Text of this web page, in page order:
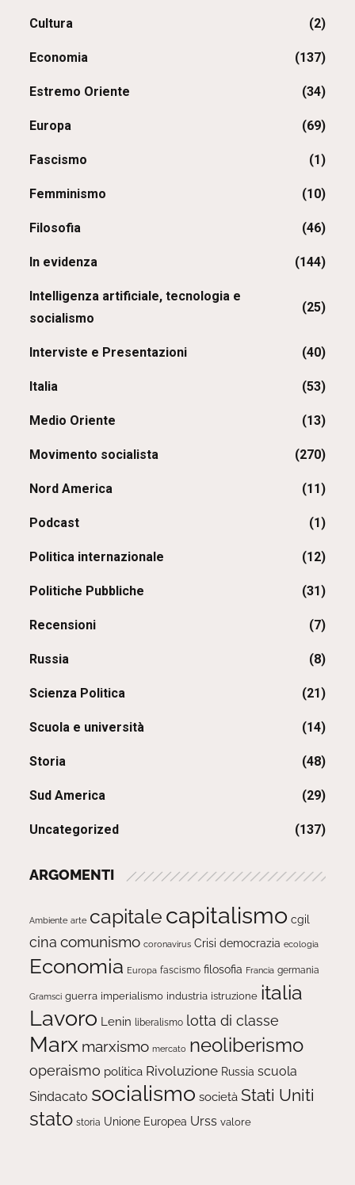
Cultura (2)
Economia (137)
Estremo Oriente (34)
Europa (69)
Fascismo (1)
Femminismo (10)
Filosofia (46)
In evidenza (144)
Intelligenza artificiale, tecnologia e
socialismo
(25)
Interviste e Presentazioni (40)
Italia (53)
Medio Oriente (13)
Movimento socialista (270)
Nord America (11)
Podcast (1)
Politica internazionale (12)
Politiche Pubbliche (31)
Recensioni (7)
Russia (8)
Scienza Politica (21)
Scuola e università (14)
Storia (48)
Sud America (29)
Uncategorized (137)
ARGOMENTI
Ambiente arte capitale capitalismo cgil
cina comunismo coronavirus Crisi democrazia ecologia
Economia Europa fascismo filosofia Francia germania
Gramsci guerra imperialismo industria istruzione italia
Lavoro Lenin liberalismo lotta di classe
Marx marxismo mercato neoliberismo
operaismo politica Rivoluzione Russia scuola
Sindacato socialismo società Stati Uniti
stato storia Unione Europea Urss valore